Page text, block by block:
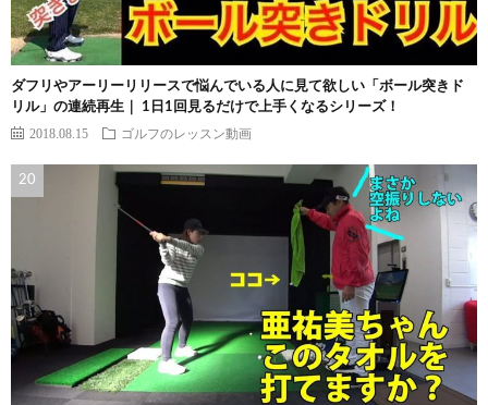
ダフリやアーリーリリースで悩んでいる人に見て欲しい「ボール突きド
リル」の連続再生｜ 1日1回見るだけで上手くなるシリーズ！
2018.08.15 ゴルフのレッスン動画